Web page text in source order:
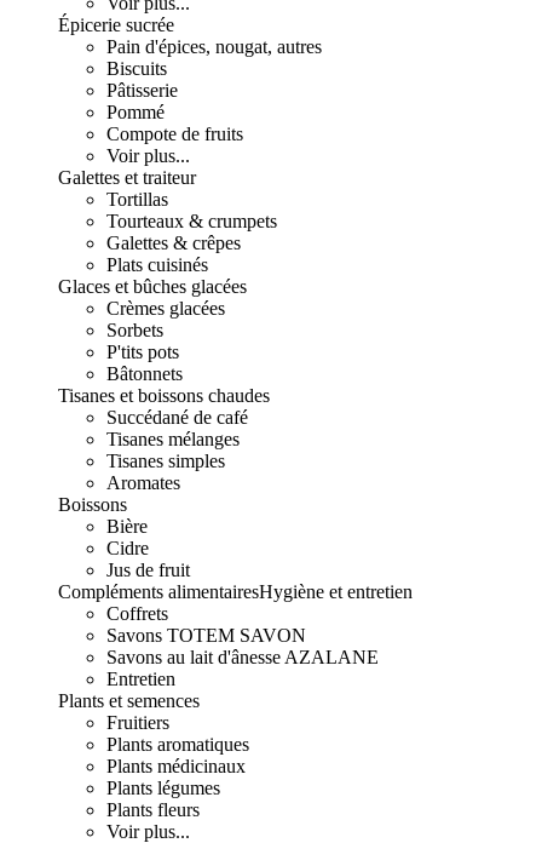
Épicerie sucrée
Pain d'épices, nougat, autres
Biscuits
Pâtisserie
Pommé
Compote de fruits
Voir plus...
Galettes et traiteur
Tortillas
Tourteaux & crumpets
Galettes & crêpes
Plats cuisinés
Glaces et bûches glacées
Crèmes glacées
Sorbets
P'tits pots
Bâtonnets
Tisanes et boissons chaudes
Succédané de café
Tisanes mélanges
Tisanes simples
Aromates
Boissons
Bière
Cidre
Jus de fruit
Compléments alimentairesHygiène et entretien
Coffrets
Savons TOTEM SAVON
Savons au lait d'ânesse AZALANE
Entretien
Plants et semences
Fruitiers
Plants aromatiques
Plants médicinaux
Plants légumes
Plants fleurs
Voir plus...